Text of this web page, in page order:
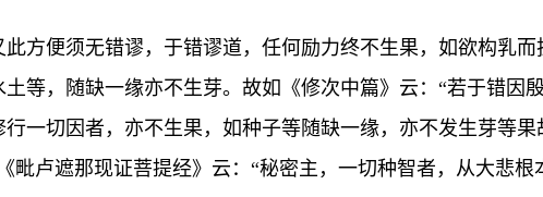
方便须无错谬，于错谬道，任何励力终不生果，如欲构乳而
等，随缺一缘亦不生芽。故如《修次中篇》云：“若于错因
一切因者，亦不生果，如种子等随缺一缘，亦不发生芽等果
卢遮那现证菩提经》云：“秘密主，一切种智者，从大悲根